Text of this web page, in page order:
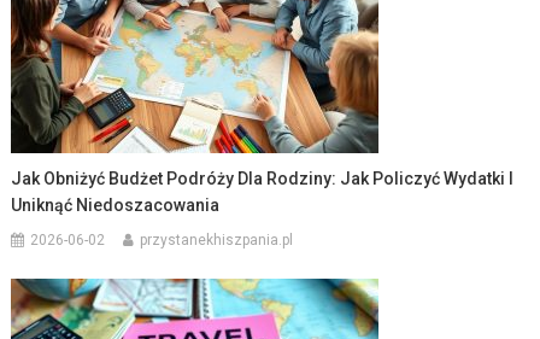
Jak Obniżyć Budżet Podróży Dla Rodziny: Jak Policzyć Wydatki I
Uniknąć Niedoszacowania
2026-06-02 przystanekhiszpania.pl